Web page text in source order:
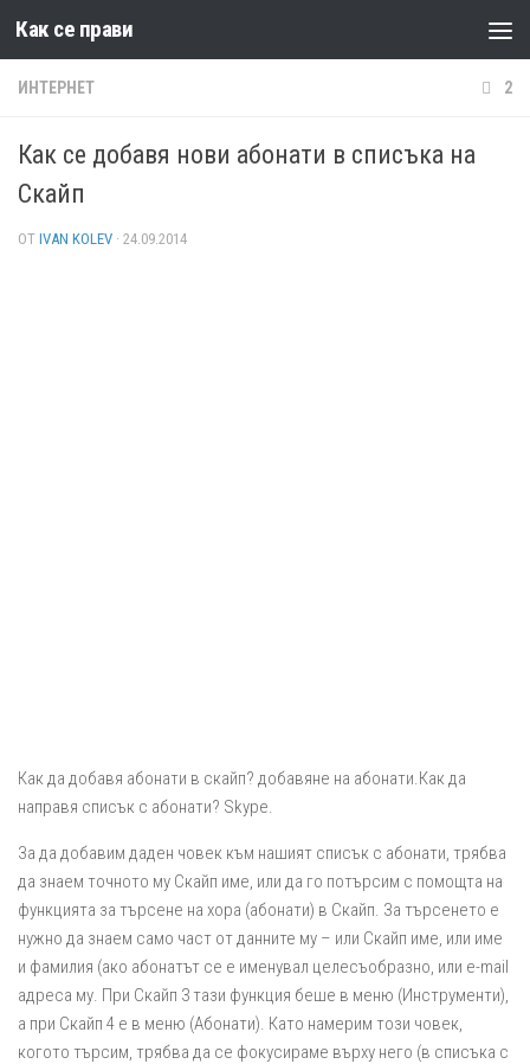
Към съдържанието
Как се прави
ИНТЕРНЕТ 2
Как се добавя нови абонати в списъка на
Скайп
ОТ IVAN KOLEV · 24.09.2014
Как да добавя абонати в скайп? добавяне на абонати.Как да
направя списък с абонати? Skype.
За да добавим даден човек към нашият списък с абонати, трябва
да знаем точното му Скайп име, или да го потърсим с помощта на
функцията за търсене на хора (абонати) в Скайп. За търсенето е
нужно да знаем само част от данните му – или Скайп име, или име
и фамилия (ако абонатът се е именувал целесъобразно, или e-mail
адреса му. При Скайп 3 тази функция беше в меню (Инструменти),
а при Скайп 4 е в меню (Абонати). Като намерим този човек,
когото търсим, трябва да се фокусираме върху него (в списъка с